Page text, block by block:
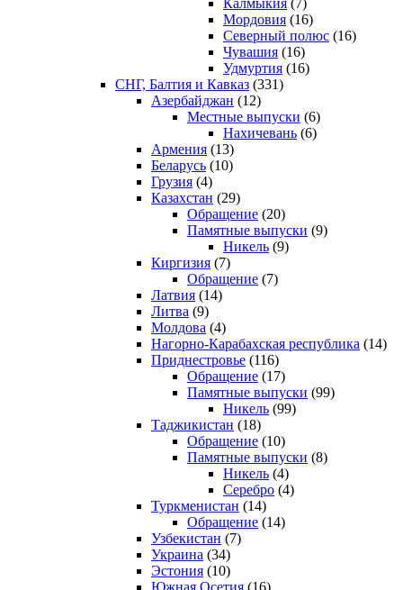
Мордовия (16)
Северный полюс (16)
Чувашия (16)
Удмуртия (16)
СНГ, Балтия и Кавказ (331)
Азербайджан (12)
Местные выпуски (6)
Нахичевань (6)
Армения (13)
Беларусь (10)
Грузия (4)
Казахстан (29)
Обращение (20)
Памятные выпуски (9)
Никель (9)
Киргизия (7)
Обращение (7)
Латвия (14)
Литва (9)
Молдова (4)
Нагорно-Карабахская республика (14)
Приднестровье (116)
Обращение (17)
Памятные выпуски (99)
Никель (99)
Таджикистан (18)
Обращение (10)
Памятные выпуски (8)
Никель (4)
Серебро (4)
Туркменистан (14)
Обращение (14)
Узбекистан (7)
Украина (34)
Эстония (10)
Южная Осетия (16)